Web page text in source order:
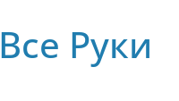
Руки